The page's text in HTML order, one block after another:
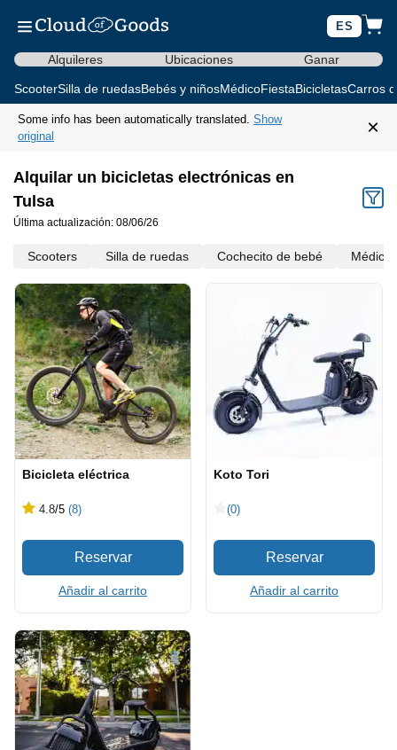
ES
Alquileres Ubicaciones Ganar
ScooterSilla de ruedasBebés y niñosMédicoFiestaBicicletasCarros
Some info has been automatically translated. Show
original
×
Alquilar un bicicletas electrónicas en
Tulsa
Última actualización: 08/06/26
Scooters Silla de ruedas Cochecito de bebé Médico
Bicicleta eléctrica
4.8/5 (8)
Añadir al carrito
Koto Tori
(0)
Añadir al carrito